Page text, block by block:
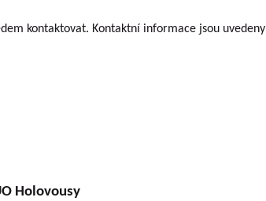
kontaktovat. Kontaktní informace jsou uvedeny
Holovousy